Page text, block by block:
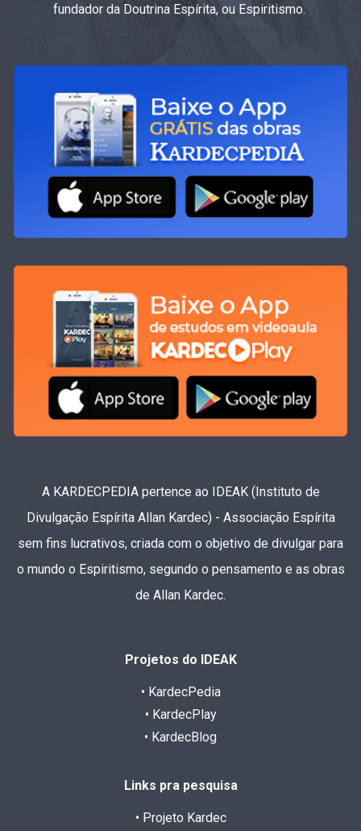
fundador da Doutrina Espírita, ou Espiritismo.
A KARDECPEDIA pertence ao IDEAK (Instituto de
Divulgação Espírita Allan Kardec) - Associação Espírita
sem fins lucrativos, criada com o objetivo de divulgar para
o mundo o Espiritismo, segundo o pensamento e as obras
de Allan Kardec.
Projetos do IDEAK
• KardecPedia
• KardecPlay
• KardecBlog
Links pra pesquisa
• Projeto Kardec